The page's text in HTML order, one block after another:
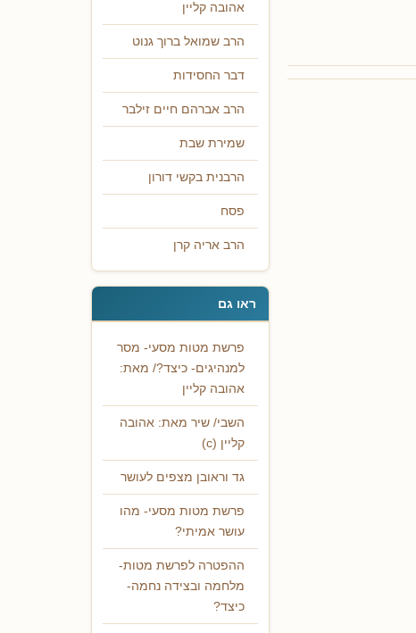
אהובה קליין
הרב שמואל ברוך גנוט
דבר החסידות
הרב אברהם חיים זילבר
שמירת שבת
הרבנית בקשי דורון
פסח
הרב אריה קרן
ראו גם
פרשת מטות מסעי- מסר
למנהיגים- כיצד?/ מאת:
אהובה קליין
השבי/ שיר מאת: אהובה
קליין (c)
גד וראובן מצפים לעושר
פרשת מטות מסעי- מהו
עושר אמיתי?
ההפטרה לפרשת מטות-
מלחמה ובצידה נחמה-
כיצד?